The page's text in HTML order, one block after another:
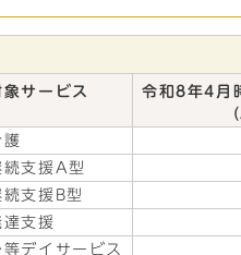
象サービス
令和8年4月
護
続支援A型
支援B型
達支援
デイサービス